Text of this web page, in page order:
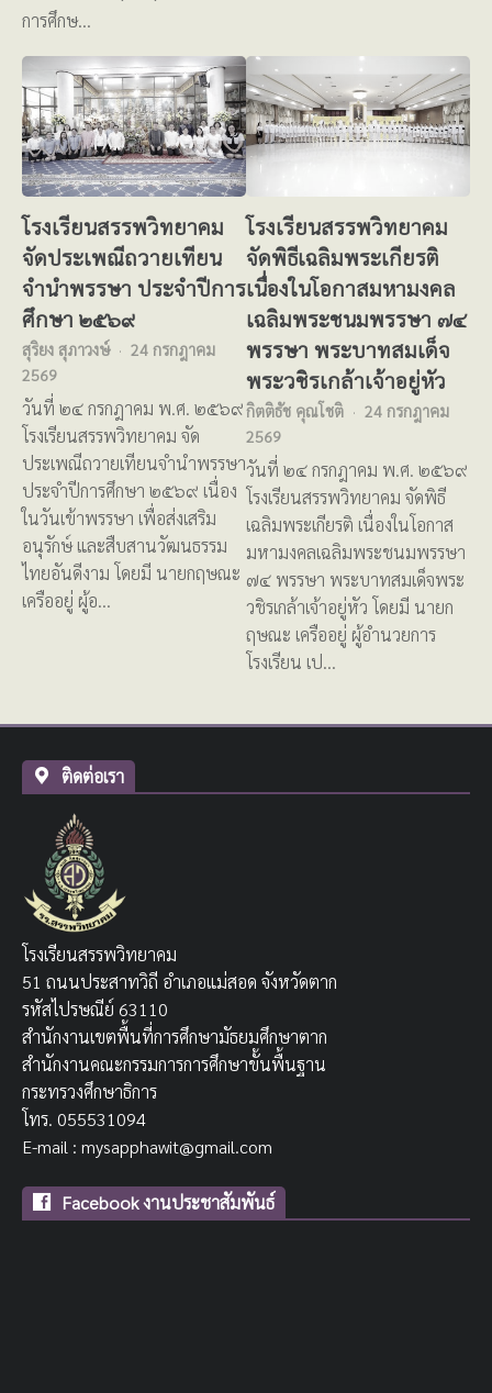
การศึกษ…
โรงเรียนสรรพวิทยาคม
จัดประเพณีถวายเทียน
จำนำพรรษา ประจำปีการ
ศึกษา ๒๕๖๙
สุริยง สุภาวงษ์
24 กรกฎาคม
2569
วันที่ ๒๔ กรกฎาคม พ.ศ. ๒๕๖๙
โรงเรียนสรรพวิทยาคม จัด
ประเพณีถวายเทียนจำนำพรรษา
ประจำปีการศึกษา ๒๕๖๙ เนื่อง
ในวันเข้าพรรษา เพื่อส่งเสริม
อนุรักษ์ และสืบสานวัฒนธรรม
ไทยอันดีงาม โดยมี นายกฤษณะ
เครืออยู่ ผู้อ…
โรงเรียนสรรพวิทยาคม
จัดพิธีเฉลิมพระเกียรติ
เนื่องในโอกาสมหามงคล
เฉลิมพระชนมพรรษา ๗๔
พรรษา พระบาทสมเด็จ
พระวชิรเกล้าเจ้าอยู่หัว
กิตติธัช คุณโชติ
24 กรกฎาคม
2569
วันที่ ๒๔ กรกฎาคม พ.ศ. ๒๕๖๙
โรงเรียนสรรพวิทยาคม จัดพิธี
เฉลิมพระเกียรติ เนื่องในโอกาส
มหามงคลเฉลิมพระชนมพรรษา
๗๔ พรรษา พระบาทสมเด็จพระ
วชิรเกล้าเจ้าอยู่หัว โดยมี นายก
ฤษณะ เครืออยู่ ผู้อำนวยการ
โรงเรียน เป…
ติดต่อเรา
โรงเรียนสรรพวิทยาคม
51 ถนนประสาทวิถี อำเภอแม่สอด จังหวัดตาก
รหัสไปรษณีย์ 63110
สำนักงานเขตพื้นที่การศึกษามัธยมศึกษาตาก
สำนักงานคณะกรรมการการศึกษาขั้นพื้นฐาน
กระทรวงศึกษาธิการ
โทร. 055531094
E-mail : mysapphawit@gmail.com
Facebook งานประชาสัมพันธ์